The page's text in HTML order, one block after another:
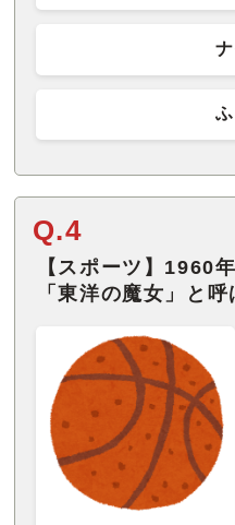
Q.4
【スポーツ】1960
「東洋の魔女」と